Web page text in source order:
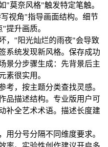
"莫奈风格"触发特定笔触。
视角"指导画面结构。细节
提升画质。
，"阳光灿烂的雨夜"会导致
系统发现新风格。保存成功
景分步骤生成：先背景后主
素很实用。
考，按主题分类查找灵感。
品描述结构。专业版用户可
补全艺术术语。描述长度建
用分号分隔不同维度要求。